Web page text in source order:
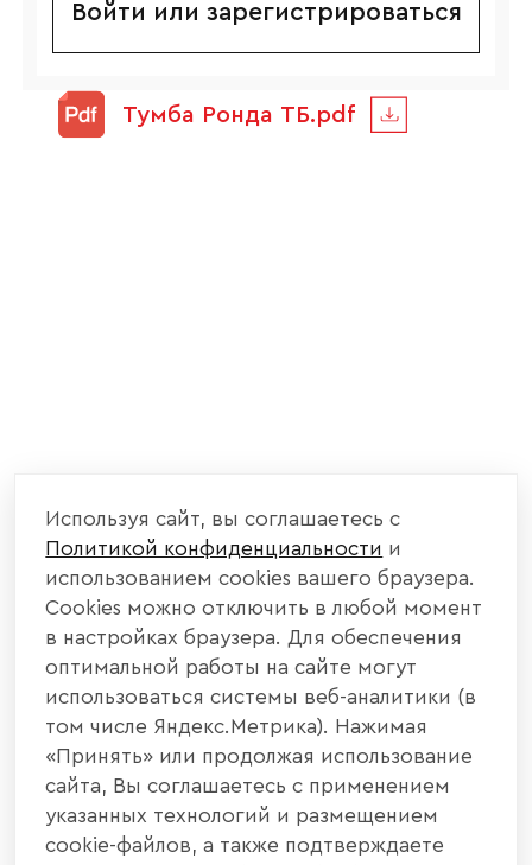
Войти или зарегистрироваться
Тумба Ронда ТБ.pdf
Используя сайт, вы соглашаетесь с
Политикой конфиденциальности и
использованием cookies вашего браузера.
Cookies можно отключить в любой момент
в настройках браузера. Для обеспечения
оптимальной работы на сайте могут
использоваться системы веб-аналитики (в
том числе Яндекс.Метрика). Нажимая
«Принять» или продолжая использование
сайта, Вы соглашаетесь с применением
указанных технологий и размещением
cookie-файлов, а также подтверждаете